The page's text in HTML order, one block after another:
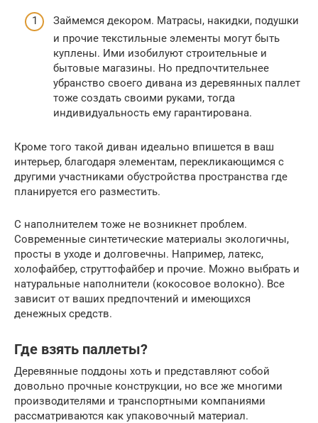
Займемся декором. Матрасы, накидки, подушки
и прочие текстильные элементы могут быть
куплены. Ими изобилуют строительные и
бытовые магазины. Но предпочтительнее
убранство своего дивана из деревянных паллет
тоже создать своими руками, тогда
индивидуальность ему гарантирована.
Кроме того такой диван идеально впишется в ваш
интерьер, благодаря элементам, перекликающимся с
другими участниками обустройства пространства где
планируется его разместить.
С наполнителем тоже не возникнет проблем.
Современные синтетические материалы экологичны,
просты в уходе и долговечны. Например, латекс,
холофайбер, струттофайбер и прочие. Можно выбрать и
натуральные наполнители (кокосовое волокно). Все
зависит от ваших предпочтений и имеющихся
денежных средств.
Где взять паллеты?
Деревянные поддоны хоть и представляют собой
довольно прочные конструкции, но все же многими
производителями и транспортными компаниями
рассматриваются как упаковочный материал.